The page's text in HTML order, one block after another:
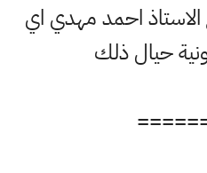
احمد مهدي اي
حيال ذلك